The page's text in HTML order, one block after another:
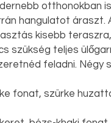
otthonokban
hangulatot áraszt.
kisebb
szükség teljes
feladni. Négy
fonat, szürke